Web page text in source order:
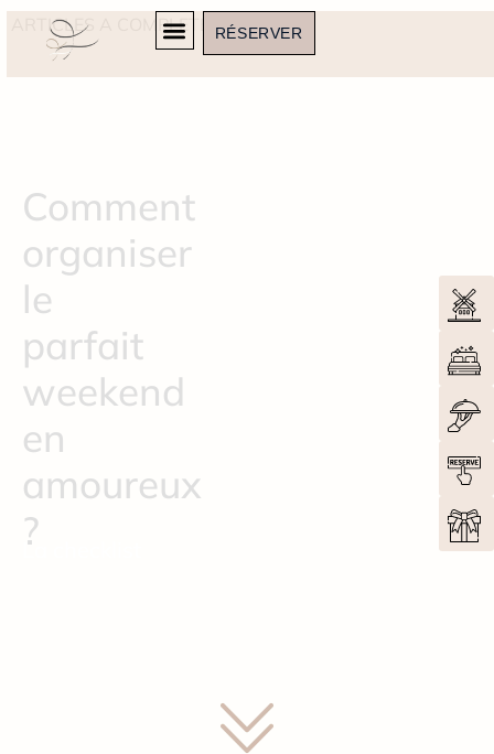
RÉSERVER
ARTICLES A COMPLETER
Comment
organiser
le
parfait
weekend
en
amoureux
?
La checklist